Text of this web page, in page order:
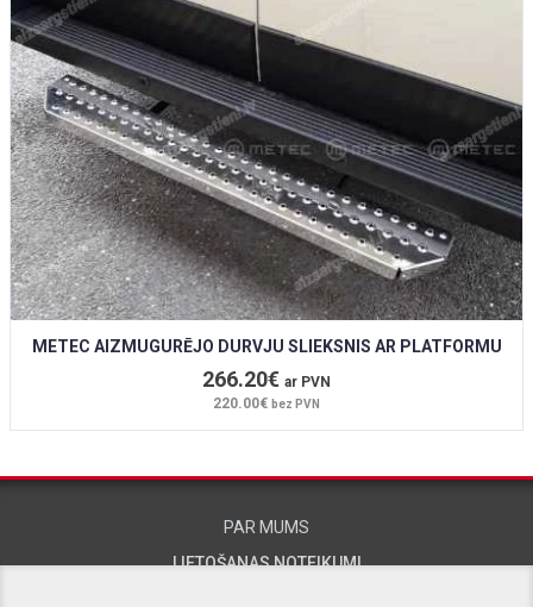
METEC AIZMUGURĒJO DURVJU SLIEKSNIS AR PLATFORMU
266.20€ ar PVN
220.00€ bez PVN
PAR MUMS
LIETOŠANAS NOTEIKUMI